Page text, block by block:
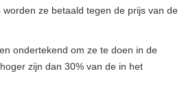
ze betaald tegen de prijs van de
ondertekend om ze te doen in de
zijn dan 30% van de in het